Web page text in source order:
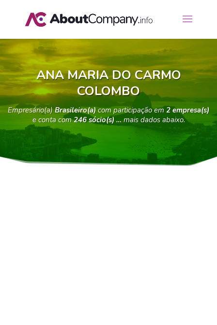
ANA MARIA DO CARMO
COLOMBO
Empresário(a)Brasileiro(a) com participação em 2 empresa(s)
e conta com246 sócio(s) …mais dados abaixo.